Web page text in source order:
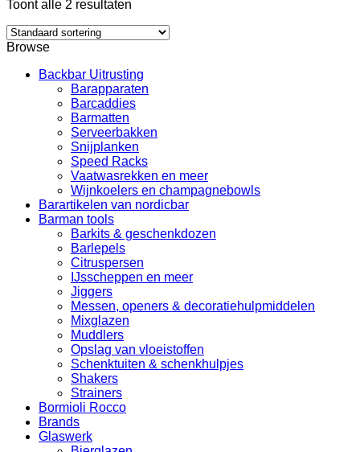
Toont alle 2 resultaten
Browse
Backbar Uitrusting
Barapparaten
Barcaddies
Barmatten
Serveerbakken
Snijplanken
Speed Racks
Vaatwasrekken en meer
Wijnkoelers en champagnebowls
Barartikelen van nordicbar
Barman tools
Barkits & geschenkdozen
Barlepels
Citruspersen
IJsscheppen en meer
Jiggers
Messen, openers & decoratiehulpmiddelen
Mixglazen
Muddlers
Opslag van vloeistoffen
Schenktuiten & schenkhulpjes
Shakers
Strainers
Bormioli Rocco
Brands
Glaswerk